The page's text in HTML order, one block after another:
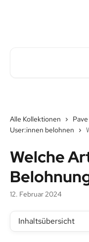
Alle Kollektionen
User:innen belohnen
Welche
12. Februar 2024
Inhaltsübersicht